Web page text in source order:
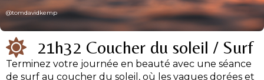
21h32 Coucher du soleil / Surf
Terminez votre journée en beauté avec une séance
de surf au coucher du soleil, où les vagues dorées et
@tomdavidkemp